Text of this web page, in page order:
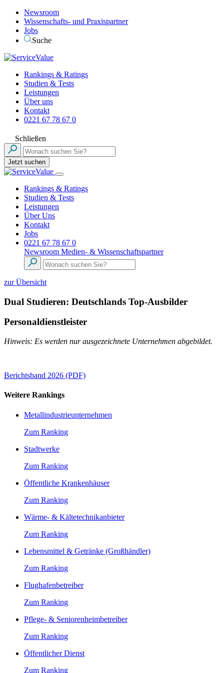
Newsroom
Wissenschafts- und Praxispartner
Jobs
Suche
Rankings & Ratings
Studien & Tests
Leistungen
Über uns
Kontakt
0221 67 78 67 0
Schließen
Jetzt suchen
Rankings & Ratings
Studien & Tests
Leistungen
Über Uns
Kontakt
Jobs
0221 67 78 67 0
Newsroom Medien- & Wissenschaftspartner
zur Übersicht
Dual Studieren: Deutschlands Top-Ausbilder
Personaldienstleister
Hinweis: Es werden nur ausgezeichnete Unternehmen abgebildet.
Berichtsband 2026 (PDF)
Weitere Rankings
Metallindustrieunternehmen
Zum Ranking
Stadtwerke
Zum Ranking
Öffentliche Krankenhäuser
Zum Ranking
Wärme- & Kältetechnikanbieter
Zum Ranking
Lebensmittel & Getränke (Großhändler)
Zum Ranking
Flughafenbetreiber
Zum Ranking
Pflege- & Seniorenheimbetreiber
Zum Ranking
Öffentlicher Dienst
Zum Ranking